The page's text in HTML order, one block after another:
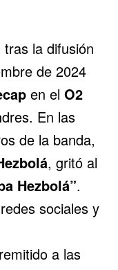
la difusión
de 2024
en el O2
En las
de la banda,
, gritó al
Hezbolá”.
sociales y
a las